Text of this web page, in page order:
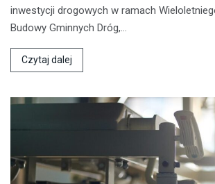
inwestycji drogowych w ramach
Budowy Gminnych Dróg,…
Czytaj dalej